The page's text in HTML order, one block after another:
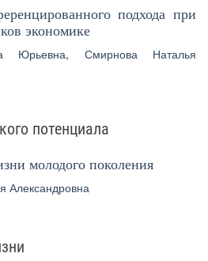
подхода при
экономике
Юрьевна, Смирнова Наталья
потенциала
молодого поколения
Александровна